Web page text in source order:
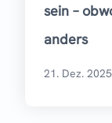
sein –
anders
21. Dez. 2025